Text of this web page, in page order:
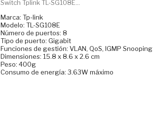
Switch Tplink TL-SG108E...
Marca: Tp-link
Modelo: TL-SG108E
Número de puertos: 8
Tipo de puerto: Gigabit
Funciones de gestión: VLAN, QoS, IGMP Snooping
Dimensiones: 15.8 x 8.6 x 2.6 cm
Peso: 400g
Consumo de energía: 3.63W máximo